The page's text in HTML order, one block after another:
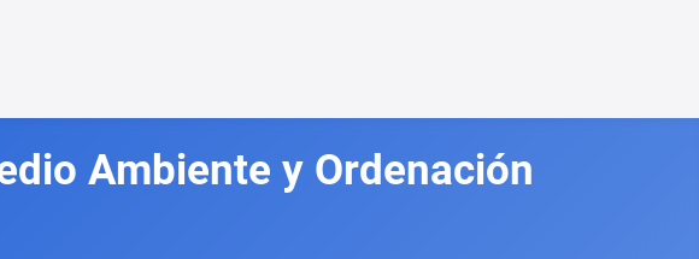
Ambiente y Ordenación